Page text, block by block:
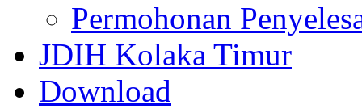
Permohonan
JDIH Kolaka Timur
Download